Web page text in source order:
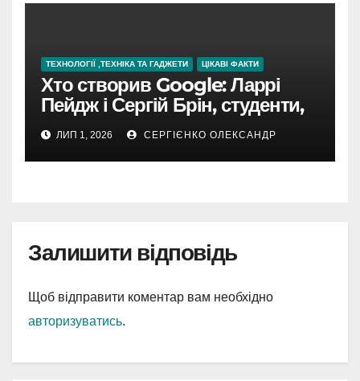
ТЕХНОЛОГІЇ ,ТЕХНІКА ТА ГАДЖЕТИ ЦІКАВІ ФАКТИ
Хто створив Google: Ларрі
Пейдж і Сергій Брін, студенти,
чия ідея підкорила інтернет
ЛИП 1, 2026 СЕРГІЄНКО ОЛЕКСАНДР
Залишити відповідь
Щоб відправити коментар вам необхідно
авторизуватись.